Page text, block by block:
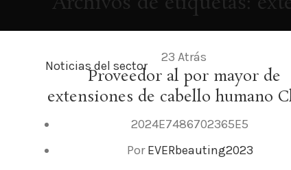
23 Atrás
Noticias del sector
Proveedor al por mayor de
extensiones de cabello humano
2024E7486702365E5
Por EVERbeauting2023